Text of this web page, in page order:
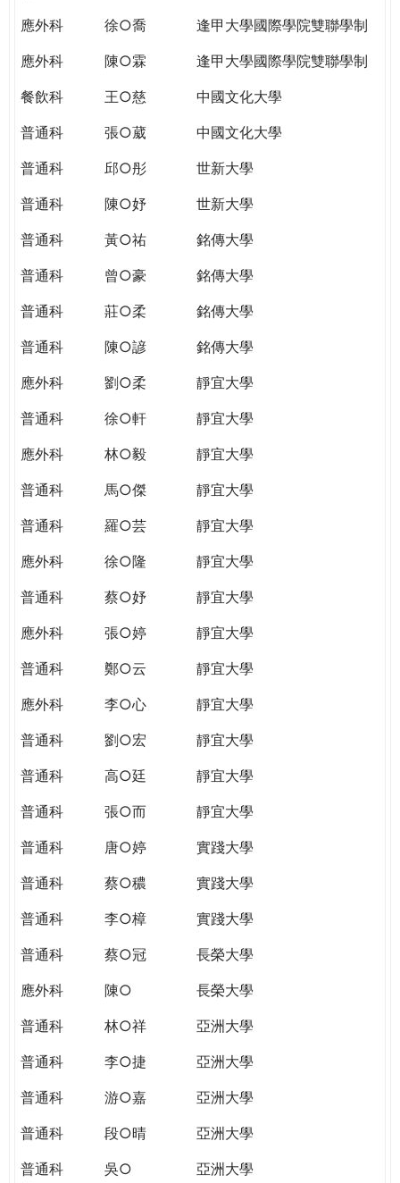
應外科
徐○喬
逢甲大學國際學院雙聯學制
應外科
陳○霖
逢甲大學國際學院雙聯學制
餐飲科
王○慈
中國文化大學
普通科
張○葳
中國文化大學
普通科
邱○彤
世新大學
普通科
陳○妤
世新大學
普通科
黃○祐
銘傳大學
普通科
曾○豪
銘傳大學
普通科
莊○柔
銘傳大學
普通科
陳○諺
銘傳大學
應外科
劉○柔
靜宜大學
普通科
徐○軒
靜宜大學
應外科
林○毅
靜宜大學
普通科
馬○傑
靜宜大學
普通科
羅○芸
靜宜大學
應外科
徐○隆
靜宜大學
普通科
蔡○妤
靜宜大學
應外科
張○婷
靜宜大學
普通科
鄭○云
靜宜大學
應外科
李○心
靜宜大學
普通科
劉○宏
靜宜大學
普通科
高○廷
靜宜大學
普通科
張○而
靜宜大學
普通科
唐○婷
實踐大學
普通科
蔡○穠
實踐大學
普通科
李○樟
實踐大學
普通科
蔡○冠
長榮大學
應外科
陳○
長榮大學
普通科
林○祥
亞洲大學
普通科
李○捷
亞洲大學
普通科
游○嘉
亞洲大學
普通科
段○晴
亞洲大學
普通科
吳○ 亞洲大學